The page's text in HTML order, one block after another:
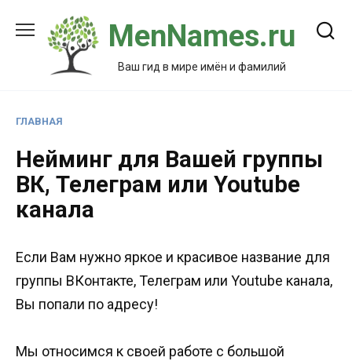
содержанию
MenNames.ru
Ваш гид в мире имён и фамилий
ГЛАВНАЯ
Нейминг для Вашей группы
ВК, Телеграм или Youtube
канала
Если Вам нужно яркое и красивое название для
группы ВКонтакте, Телеграм или Youtube канала,
Вы попали по адресу!
Мы относимся к своей работе с большой